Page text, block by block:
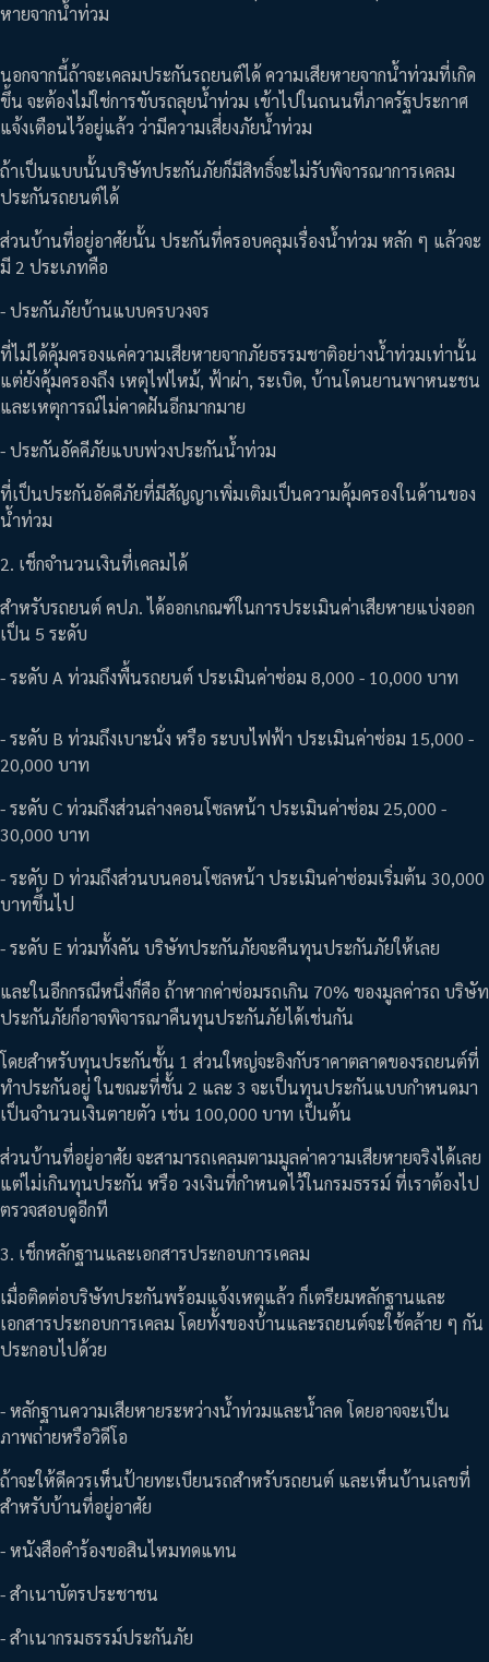
หายจากน้ำท่วม
นอกจากนี้ถ้าจะเคลมประกันรถยนต์ได้ ความเสียหายจากน้ำท่วมที่เกิด
ขึ้น จะต้องไม่ใช่การขับรถลุยน้ำท่วม เข้าไปในถนนที่ภาครัฐประกาศ
แจ้งเตือนไว้อยู่แล้ว ว่ามีความเสี่ยงภัยน้ำท่วม
ถ้าเป็นแบบนั้นบริษัทประกันภัยก็มีสิทธิ์จะไม่รับพิจารณาการเคลม
ประกันรถยนต์ได้
ส่วนบ้านที่อยู่อาศัยนั้น ประกันที่ครอบคลุมเรื่องน้ำท่วม หลัก ๆ แล้วจะ
มี 2 ประเภทคือ
- ประกันภัยบ้านแบบครบวงจร
ที่ไม่ได้คุ้มครองแค่ความเสียหายจากภัยธรรมชาติอย่างน้ำท่วมเท่านั้น
แต่ยังคุ้มครองถึง เหตุไฟไหม้, ฟ้าผ่า, ระเบิด, บ้านโดนยานพาหนะชน
และเหตุการณ์ไม่คาดฝันอีกมากมาย
- ประกันอัคคีภัยแบบพ่วงประกันน้ำท่วม
ที่เป็นประกันอัคคีภัยที่มีสัญญาเพิ่มเติมเป็นความคุ้มครองในด้านของ
น้ำท่วม
2. เช็กจำนวนเงินที่เคลมได้
สำหรับรถยนต์ คปภ. ได้ออกเกณฑ์ในการประเมินค่าเสียหายแบ่งออก
เป็น 5 ระดับ
- ระดับ A ท่วมถึงพื้นรถยนต์ ประเมินค่าซ่อม 8,000 - 10,000 บาท
- ระดับ B ท่วมถึงเบาะนั่ง หรือ ระบบไฟฟ้า ประเมินค่าซ่อม 15,000 -
20,000 บาท
- ระดับ C ท่วมถึงส่วนล่างคอนโซลหน้า ประเมินค่าซ่อม 25,000 -
30,000 บาท
- ระดับ D ท่วมถึงส่วนบนคอนโซลหน้า ประเมินค่าซ่อมเริ่มต้น 30,000
บาทขึ้นไป
- ระดับ E ท่วมทั้งคัน บริษัทประกันภัยจะคืนทุนประกันภัยให้เลย
และในอีกกรณีหนึ่งก็คือ ถ้าหากค่าซ่อมรถเกิน 70% ของมูลค่ารถ บริษัท
ประกันภัยก็อาจพิจารณาคืนทุนประกันภัยได้เช่นกัน
โดยสำหรับทุนประกันชั้น 1 ส่วนใหญ่จะอิงกับราคาตลาดของรถยนต์ที่
ทำประกันอยู่ ในขณะที่ชั้น 2 และ 3 จะเป็นทุนประกันแบบกำหนดมา
เป็นจำนวนเงินตายตัว เช่น 100,000 บาท เป็นต้น
ส่วนบ้านที่อยู่อาศัย จะสามารถเคลมตามมูลค่าความเสียหายจริงได้เลย
แต่ไม่เกินทุนประกัน หรือ วงเงินที่กำหนดไว้ในกรมธรรม์ ที่เราต้องไป
ตรวจสอบดูอีกที
3. เช็กหลักฐานและเอกสารประกอบการเคลม
เมื่อติดต่อบริษัทประกันพร้อมแจ้งเหตุแล้ว ก็เตรียมหลักฐานและ
เอกสารประกอบการเคลม โดยทั้งของบ้านและรถยนต์จะใช้คล้าย ๆ กัน
ประกอบไปด้วย
- หลักฐานความเสียหายระหว่างน้ำท่วมและน้ำลด โดยอาจจะเป็น
ภาพถ่ายหรือวิดีโอ
ถ้าจะให้ดีควรเห็นป้ายทะเบียนรถสำหรับรถยนต์ และเห็นบ้านเลขที่
สำหรับบ้านที่อยู่อาศัย
- หนังสือคำร้องขอสินไหมทดแทน
- สำเนาบัตรประชาชน
- สำเนากรมธรรม์ประกันภัย